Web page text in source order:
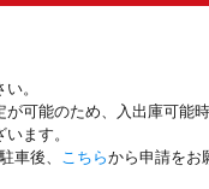
。
可能のため、入出庫可能
ます。
車後、
こちらから申請をお